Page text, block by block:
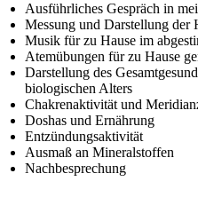
Ausführliches Gespräch in
Messung und Darstellung der
Musik für zu Hause im
Atemübungen für zu Hause
Darstellung des
biologischen Alters
Chakrenaktivität und
Doshas und Ernährung
Entzündungsaktivität
Ausmaß an Mineralstoffen
Nachbesprechung